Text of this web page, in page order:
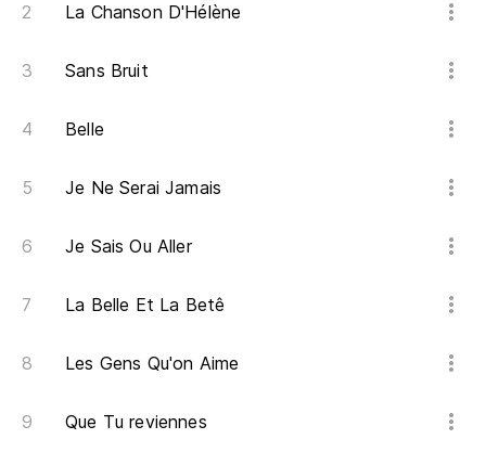
La Chanson D'Hélène
Sans Bruit
Belle
Je Ne Serai Jamais
Je Sais Ou Aller
La Belle Et La Betê
Les Gens Qu'on Aime
Que Tu reviennes